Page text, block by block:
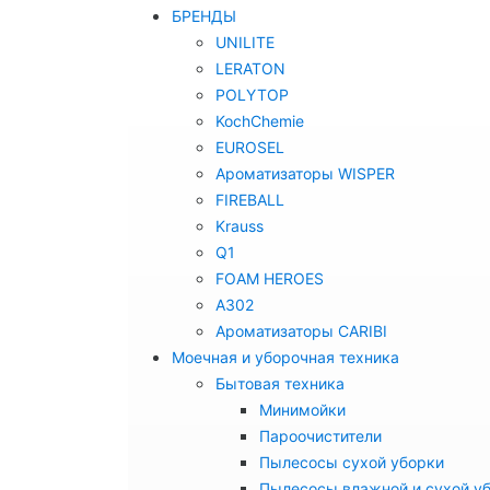
БРЕНДЫ
UNILITE
LERATON
POLYTOP
KochChemie
EUROSEL
Ароматизаторы WISPER
FIREBALL
Krauss
Q1
FOAM HEROES
A302
Ароматизаторы CARIBI
Моечная и уборочная техника
Бытовая техника
Минимойки
Пароочистители
Пылесосы сухой уборки